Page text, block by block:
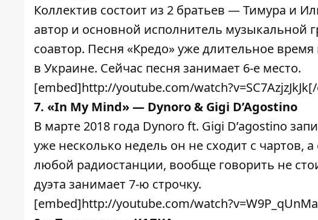
Коллектив состоит из 2 братьев — Тимура и
автор и основной исполнитель музыкальной
соавтор. Песня «Кредо» уже длительное
в Украине. Сейчас песня занимает 6-е место.
[embed]http://youtube.com/
7. «In My Mind» — Dynoro & Gigi D’Agostino
В марте 2018 года Dynoro ft. Gigi D’agostino
уже несколько недель он не сходит с чартов,
любой радиостанции, вообще говорить не
дуэта занимает 7-ю строчку.
[embed]http://youtube.com/